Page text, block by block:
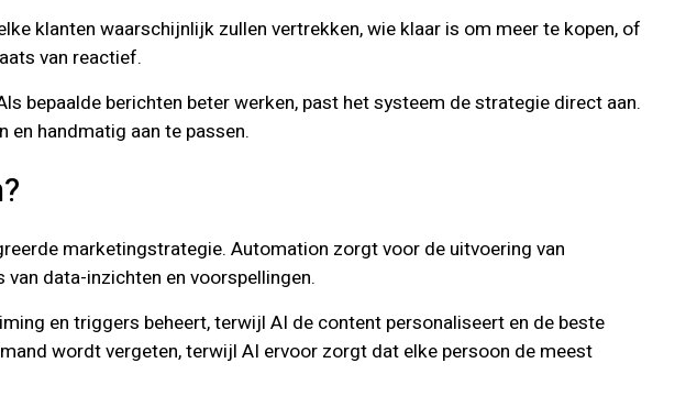
klanten waarschijnlijk zullen vertrekken, wie klaar is om meer te kopen, of
van reactief.
bepaalde berichten beter werken, past het systeem de strategie direct aan.
handmatig aan te passen.
marketingstrategie. Automation zorgt voor de uitvoering van
data-inzichten en voorspellingen.
en triggers beheert, terwijl AI de content personaliseert en de beste
wordt vergeten, terwijl AI ervoor zorgt dat elke persoon de meest